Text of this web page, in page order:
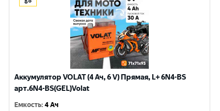
Аккумулятор VOLAT (4 Ач, 6 V) Прямая, L+ 6N4-BS
арт.6N4-BS(GEL)Volat
Емкость:4 Ач